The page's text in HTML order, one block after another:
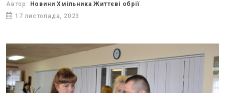
Автор: Новини Хмільника Життєві обрії
17 листопада, 2023